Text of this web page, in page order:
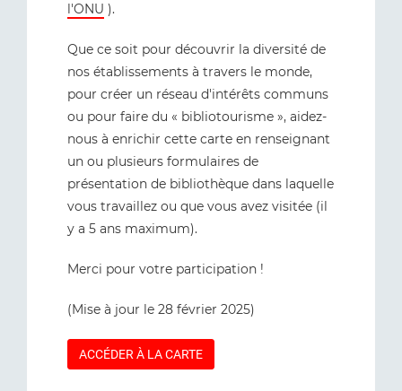
l'ONU ).
Que ce soit pour découvrir la diversité de
nos établissements à travers le monde,
pour créer un réseau d'intérêts communs
ou pour faire du « bibliotourisme », aidez-
nous à enrichir cette carte en renseignant
un ou plusieurs formulaires de
présentation de bibliothèque dans laquelle
vous travaillez ou que vous avez visitée (il
y a 5 ans maximum).
Merci pour votre participation !
(Mise à jour le 28 février 2025)
ACCÉDER À LA CARTE